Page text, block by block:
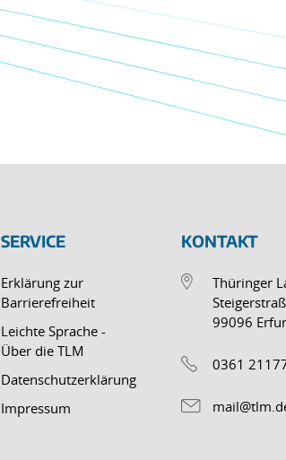
SERVICE
Erklärung zur
Barrierefreiheit
Leichte Sprache -
Über die TLM
Datenschutzerklärung
Impressum
KONTAKT
Thüringer
99096
0361